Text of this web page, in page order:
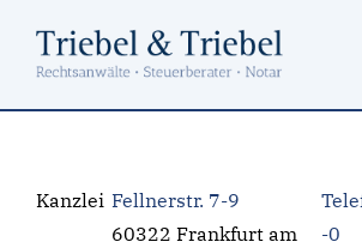
Inhalt
springen
Rechtsberatung
Kanzlei Fellnerstr. 7-9
60322 Frankfurt am
-0